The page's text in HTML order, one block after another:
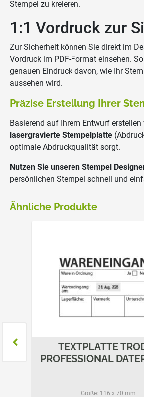
Stempel zu kreieren.
1:1 Vordruck zur
Zur Sicherheit können Sie direkt im
Vordruck im PDF-Format einsehen.
genauen Eindruck davon, wie Ihr
aussehen wird.
Präzise Erstellung Ihrer
Basierend auf Ihrem Entwurf erstellen
lasergravierte Stempelplatte
optimale Abdruckqualität sorgt.
Nutzen Sie unseren Stempel
persönlichen Stempel schnell und
Ähnliche Produkte
TEXTPLATTE
PROFESSIONAL
Größe: 116 x 70 mm